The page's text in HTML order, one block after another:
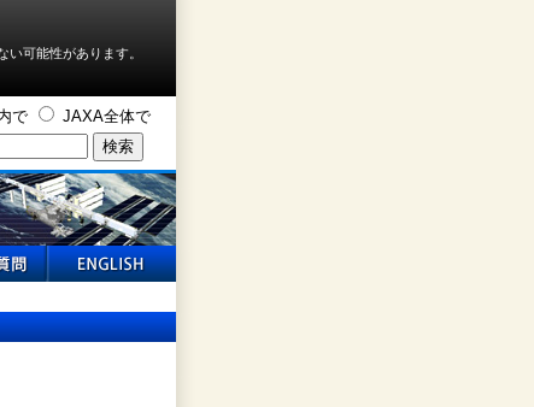
可能性があります。
で JAXA全体で